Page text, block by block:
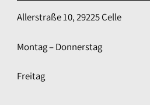
Allerstraße 10, 29225 Celle
Montag – Donnerstag
Freitag